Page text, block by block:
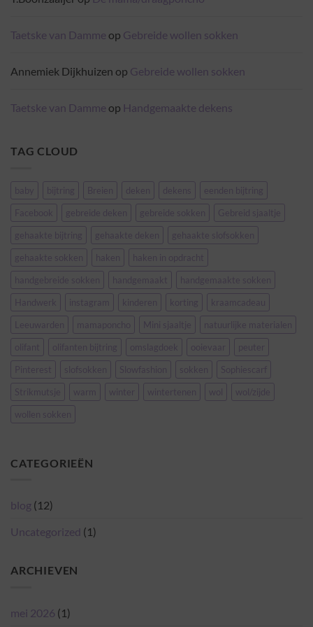
Taetske van Damme op Gebreide wollen sokken
Annemiek Dijkhuizen op Gebreide wollen sokken
Taetske van Damme op Handgemaakte dekens
TAG CLOUD
baby bijtring Breien deken dekens
eenden bijtring
Facebook
gebreide deken gebreide sokken
Gebreid sjaaltje
gehaakte bijtring
gehaakte deken
gehaakte slofsokken
gehaakte sokken
haken
haken in opdracht
handgebreide sokken
handgemaakt
handgemaakte sokken
Handwerk
instagram kinderen korting
kraamcadeau
Leeuwarden
mamaponcho Mini sjaaltje
natuurlijke materialen
olifant
olifanten bijtring omslagdoek ooievaar
peuter
Pinterest
slofsokken Slowfashion sokken
Sophiescarf
Strikmutsje
warm winter wintertenen
wol/zijde
wollen sokken
CATEGORIEËN
blog (12)
Uncategorized (1)
ARCHIEVEN
mei 2026 (1)